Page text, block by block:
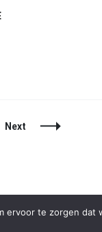
Next
ervoor te zorgen